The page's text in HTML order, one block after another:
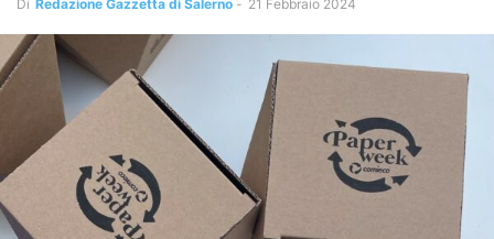
Di Redazione Gazzetta di Salerno - 21 Febbraio 2024